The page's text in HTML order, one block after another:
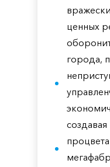
ценных
города,
создавая